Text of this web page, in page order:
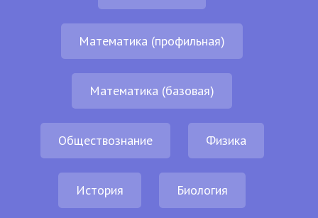
Математика (профильная)
Математика (базовая)
Обществознание Физика
История Биология